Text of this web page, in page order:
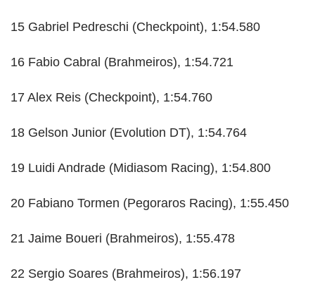
15 Gabriel Pedreschi (Checkpoint), 1:54.580
16 Fabio Cabral (Brahmeiros), 1:54.721
17 Alex Reis (Checkpoint), 1:54.760
18 Gelson Junior (Evolution DT), 1:54.764
19 Luidi Andrade (Midiasom Racing), 1:54.800
20 Fabiano Tormen (Pegoraros Racing), 1:55.450
21 Jaime Boueri (Brahmeiros), 1:55.478
22 Sergio Soares (Brahmeiros), 1:56.197